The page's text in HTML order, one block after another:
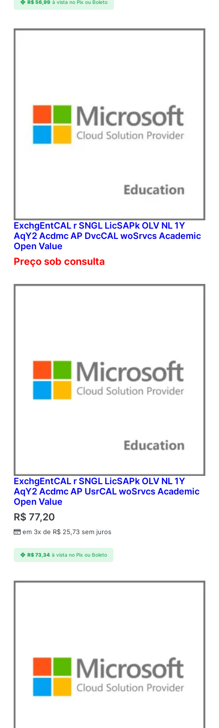
R$56,99 à vista no Pix ou Boleto
ExchgEntCAL r SNGL LicSAPk OLV NL 1Y
AqY2 Acdmc AP DvcCAL woSrvcs Academic
Open Value
Preço sob consulta
ExchgEntCAL r SNGL LicSAPk OLV NL 1Y
AqY2 Acdmc AP UsrCAL woSrvcs Academic
Open Value
R$ 77,20
em 3x de R$ 25,73 sem juros
R$73,34 à vista no Pix ou Boleto